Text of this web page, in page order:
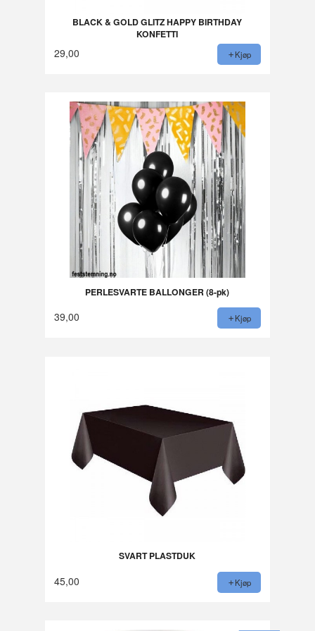
BLACK & GOLD GLITZ HAPPY BIRTHDAY
KONFETTI
29,00 Kjøp
PERLESVARTE BALLONGER (8-pk)
39,00 Kjøp
SVART PLASTDUK
45,00 Kjøp